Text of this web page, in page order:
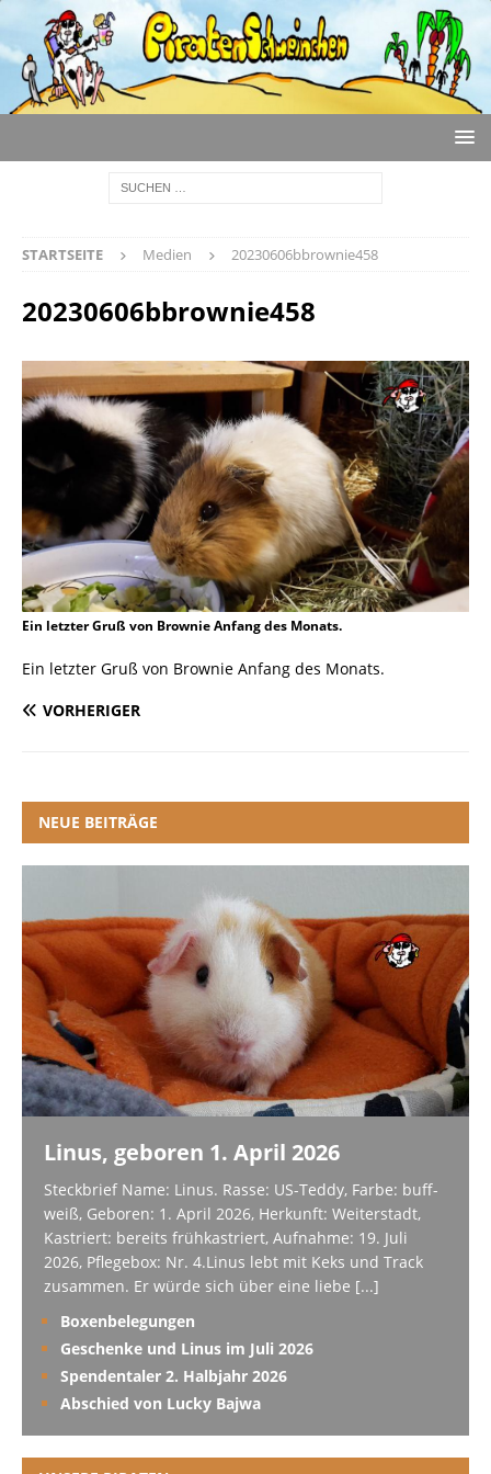
STARTSEITE Medien 20230606bbrownie458
20230606bbrownie458
Ein letzter Gruß von Brownie Anfang des Monats.
Ein letzter Gruß von Brownie Anfang des Monats.
VORHERIGER
NEUE BEITRÄGE
Linus, geboren 1. April 2026
Steckbrief Name: Linus. Rasse: US-Teddy, Farbe: buff-
weiß, Geboren: 1. April 2026, Herkunft: Weiterstadt,
Kastriert: bereits frühkastriert, Aufnahme: 19. Juli
2026, Pflegebox: Nr. 4.Linus lebt mit Keks und Track
zusammen. Er würde sich über eine liebe [...]
Boxenbelegungen
Geschenke und Linus im Juli 2026
Spendentaler 2. Halbjahr 2026
Abschied von Lucky Bajwa